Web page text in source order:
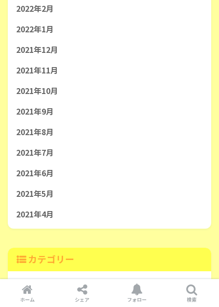
2022年2月
2022年1月
2021年12月
2021年11月
2021年10月
2021年9月
2021年8月
2021年7月
2021年6月
2021年5月
2021年4月
カテゴリー
おでかけスポット紹介
ホーム シェア フォロー 検索